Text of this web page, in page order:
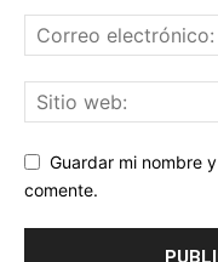
Guardar mi nombre
comente.